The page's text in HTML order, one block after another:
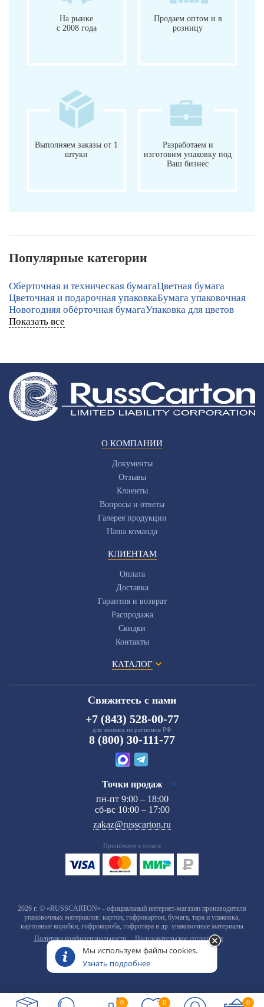
0 0 0
На рынке
с 2008 года
Продаем оптом и в
розницу
Выполняем заказы от 1
штуки
Разработаем и
изготовим упаковку под
Ваш бизнес
Популярные категории
Оберточная и техническая бумагаЦветная бумага
Цветочная и подарочная упаковкаБумага упаковочная
Новогодняя обёрточная бумагаУпаковка для цветов
Показать все
О КОМПАНИИ
Документы
Отзывы
Клиенты
Вопросы и ответы
Галерея продукции
Наша команда
КЛИЕНТАМ
Оплата
Доставка
Гарантия и возврат
Распродажа
Скидки
Контакты
КАТАЛОГ
Свяжитесь с нами
+7 (843) 528-00-77
для звонков из регионов РФ
8 (800) 30-111-77
Точки продаж
пн-пт 9:00 – 18:00
сб-вс 10:00 – 17:00
zakaz@russcarton.ru
Принимаем к оплате
2026 г. © «RUSSCARTON» - официальный интернет-магазин производителя
упаковочных материалов: картон, гофрокартон, бумага, тара и упаковка,
картонные коробки, гофрокороба, гофротара и др. упаковочные материалы
Политика конфиденциальности
Пользовательское соглашение
Мы используем файлы cookies.
Узнать подробнее